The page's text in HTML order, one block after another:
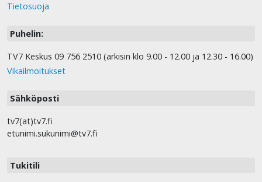
Tietosuoja
Puhelin:
TV7 Keskus 09 756 2510 (arkisin klo 9.00 - 12.00 ja 12.30 - 16.00)
Vikailmoitukset
Sähköposti
tv7(at)tv7.fi
etunimi.sukunimi@tv7.fi
Tukitili